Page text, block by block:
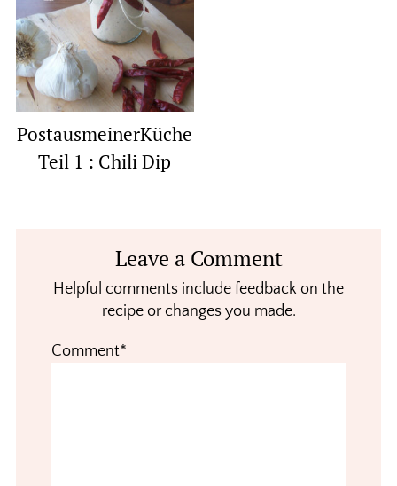
PostausmeinerKüche
Teil 1 : Chili Dip
InteractionsLeave a Comment
Helpful comments include feedback on the
recipe or changes you made.
Comment*